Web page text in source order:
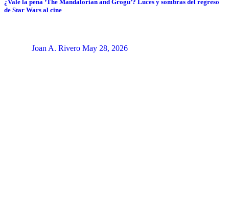
¿Vale la pena ‘The Mandalorian and Grogu’? Luces y sombras del regreso
de Star Wars al cine
Joan A. Rivero May 28, 2026